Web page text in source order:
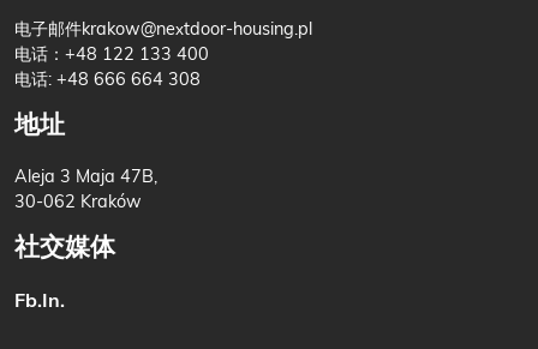
电子邮件krakow@nextdoor-housing.pl
电话： +48 122 133 400
电话: +48 666 664 308
地址
Aleja 3 Maja 47B,
30-062 Kraków
社交媒体
Fb. In.